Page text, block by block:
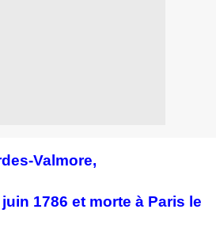
Valmore,
1786 et morte à Paris le